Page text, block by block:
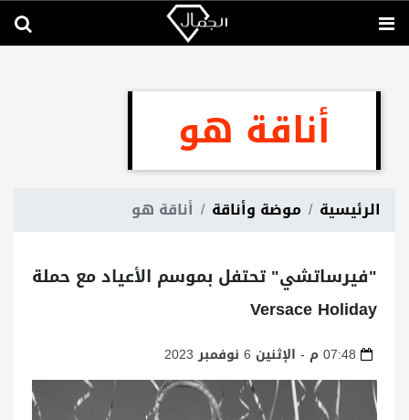
أناقة هو
الرئيسية موضة وأناقة أناقة هو
"فيرساتشي" تحتفل بموسم الأعياد مع حملة
Versace Holiday